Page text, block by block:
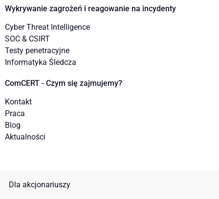
Wykrywanie zagrożeń i reagowanie na incydenty
Cyber Threat Intelligence
SOC & CSIRT
Testy penetracyjne
Informatyka Śledcza
ComCERT - Czym się zajmujemy?
Kontakt
Praca
Blog
Aktualności
Dla akcjonariuszy